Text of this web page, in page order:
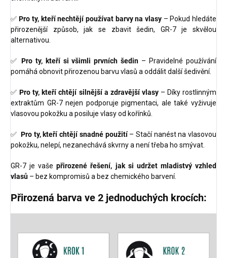
✅Pro ty, kteří nechtějí používat barvy na vlasy – Pokud hledáte
přirozenější způsob, jak se zbavit šedin, GR-7 je skvělou
alternativou.
✅ Pro ty, kteří si všimli prvních šedin – Pravidelné používání
pomáhá obnovit přirozenou barvu vlasů a oddálit další šedivění.
✅Pro ty, kteří chtějí silnější a zdravější vlasy – Díky rostlinným
extraktům GR-7 nejen podporuje pigmentaci, ale také vyživuje
vlasovou pokožku a posiluje vlasy od kořínků.
✅Pro ty, kteří chtějí snadné použití – Stačí nanést na vlasovou
pokožku, nelepí, nezanechává skvrny a není třeba ho smývat.
GR-7 je vaše přirozené řešení, jak si udržet mladistvý vzhled
vlasů – bez kompromisů a bez chemického barvení.
Přirozená barva ve 2 jednoduchých krocích: